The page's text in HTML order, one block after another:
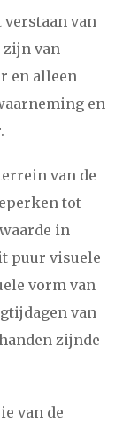
verstaan van
zijn van
en alleen
en
van de
tot
in
puur visuele
vorm van
van
zijnde
van de